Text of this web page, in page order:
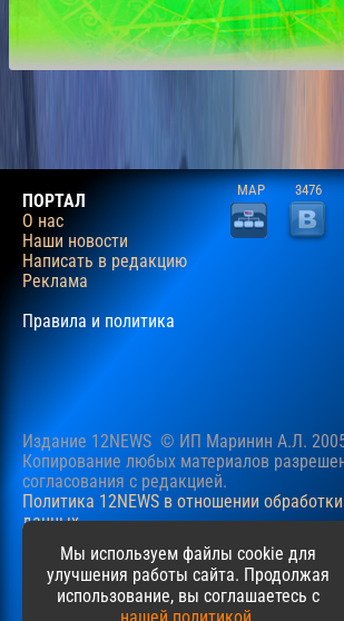
ПОРТАЛ
О нас
Наши новости
Написать в редакцию
Реклама
Правила и политика
MAP 3476
Издание 12NEWS © ИП Маринин А.Л.
Копирование любых материалов
согласования c редакцией.
Политика 12NEWS в отношении
данных
Наш сайт использует файлы cookie для
пользовательского опыта. Продолжая
вы соглашаетесь с нашейПолитикойв
Мы используем файлы cookie для
улучшения работы сайта. Продолжая
использование, вы соглашаетесь с